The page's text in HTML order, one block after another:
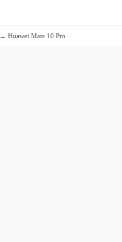
→ Huawei Mate 10 Pro